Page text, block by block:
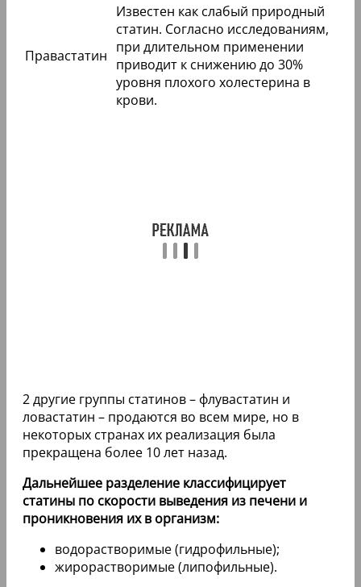
Правастатин
Известен как слабый природный
статин. Согласно исследованиям,
при длительном применении
приводит к снижению до 30%
уровня плохого холестерина в
крови.
2 другие группы статинов – флувастатин и
ловастатин – продаются во всем мире, но в
некоторых странах их реализация была
прекращена более 10 лет назад.
Дальнейшее разделение классифицирует
статины по скорости выведения из печени и
проникновения их в организм:
водорастворимые (гидрофильные);
жирорастворимые (липофильные).